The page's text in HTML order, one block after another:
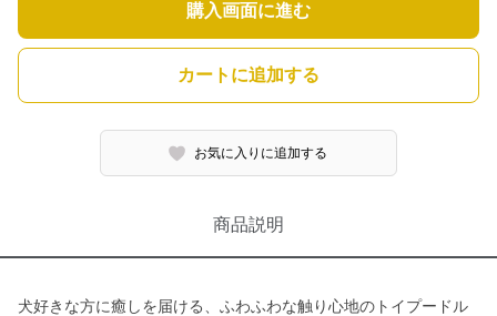
購入画面に進む
カートに追加する
お気に入りに追加する
商品説明
犬好きな方に癒しを届ける、ふわふわな触り心地のトイプードル